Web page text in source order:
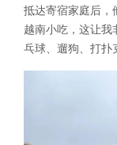
抵达寄宿家庭后，
越南小吃，这让我
乓球、遛狗、打扑